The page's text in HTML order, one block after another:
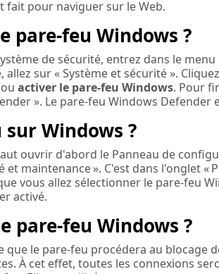
fait pour naviguer sur le Web.
pare-feu Windows ?
de sécurité, entrez dans le
sur « Système et sécurité ».
activer le pare-feu Windows. Pour
». Le pare-feu Windows Defender
Windows ?
ouvrir d'abord le Panneau de
et maintenance ». C'est dans l'onglet «
vous allez sélectionner le pare-feu
activé.
pare-feu Windows ?
que le pare-feu procédera au blocage
À cet effet, toutes les connexions